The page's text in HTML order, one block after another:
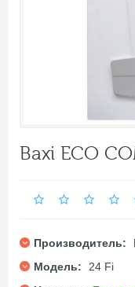
Baxi ECO
Производитель:
Модель:
24 Fi